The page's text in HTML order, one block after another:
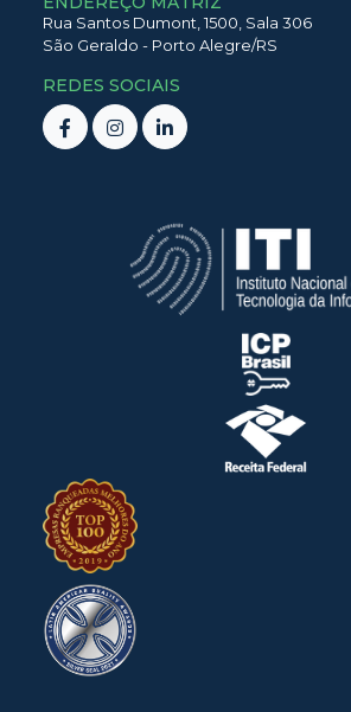
Rua Santos Dumont,1500, Sala 306
São Geraldo - Porto Alegre/RS
REDES SOCIAIS